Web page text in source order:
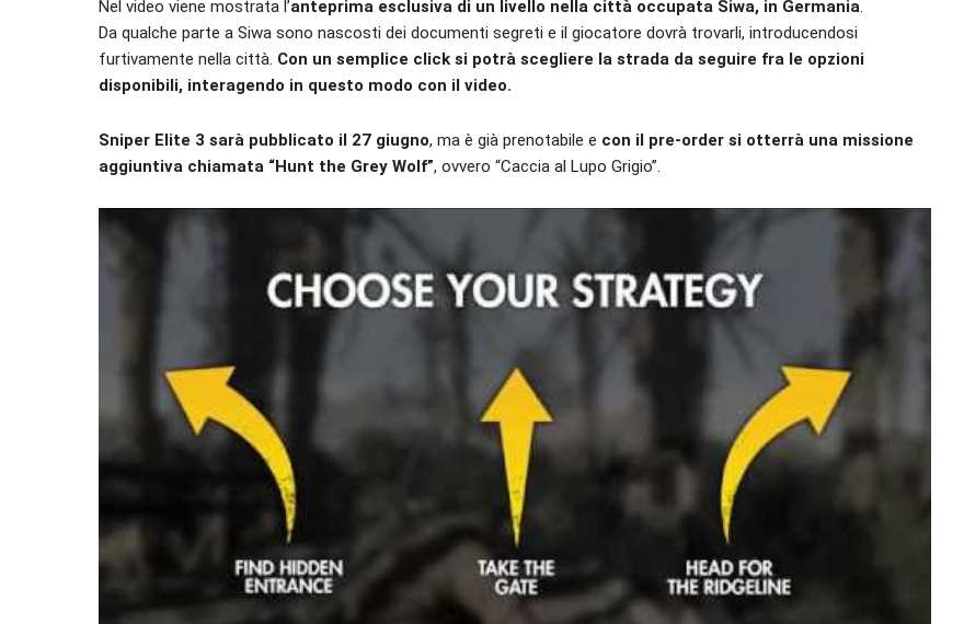
Nel video viene mostrata l’anteprima esclusiva di un livello nella città occupata Siwa, in Germania.
Da qualche parte a Siwa sono nascosti dei documenti segreti e il giocatore dovrà trovarli, introducendosi
furtivamente nella città. Con un semplice click si potrà scegliere la strada da seguire fra le opzioni
disponibili, interagendo in questo modo con il video.
Sniper Elite 3 sarà pubblicato il 27 giugno, ma è già prenotabile e con il pre-order si otterrà una missione
aggiuntiva chiamata “Hunt the Grey Wolf”, ovvero “Caccia al Lupo Grigio”.